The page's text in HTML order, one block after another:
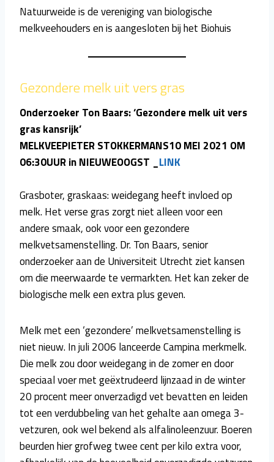
Natuurweide is de vereniging van biologische
melkveehouders en is aangesloten bij het Biohuis
Gezondere melk uit vers gras
Onderzoeker Ton Baars: ‘Gezondere melk uit vers
gras kansrijk’
MELKVEEPIETER STOKKERMANS10 MEI 2021 OM
06:30UUR in NIEUWEOOGST _ LINK
Grasboter, graskaas: weidegang heeft invloed op
melk. Het verse gras zorgt niet alleen voor een
andere smaak, ook voor een gezondere
melkvetsamenstelling. Dr. Ton Baars, senior
onderzoeker aan de Universiteit Utrecht ziet kansen
om die meerwaarde te vermarkten. Het kan zeker de
biologische melk een extra plus geven.
Melk met een ‘gezondere’ melkvetsamenstelling is
niet nieuw. In juli 2006 lanceerde Campina merkmelk.
Die melk zou door weidegang in de zomer en door
speciaal voer met geëxtrudeerd lijnzaad in de winter
20 procent meer onverzadigd vet bevatten en leiden
tot een verdubbeling van het gehalte aan omega 3-
vetzuren, ook wel bekend als alfalinoleenzuur. Boeren
beurden hier grofweg twee cent per kilo extra voor,